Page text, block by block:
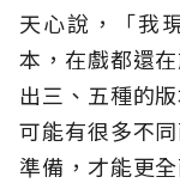
天心說，「我
本，在戲都還
出三、五種的
可能有很多不
準備，才能更